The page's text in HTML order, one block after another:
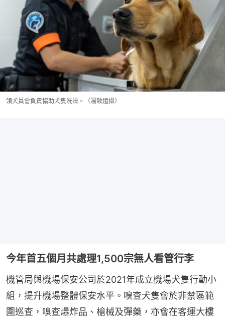
領犬員會負責協助犬隻洗澡。（湯致遠攝）
今年首五個月共處理1,500宗無人看管行李
機管局與機場保安公司於2021年成立機場犬隻行動小
組，提升機場整體保安水平。嗅查犬隻會於非禁區範
圍巡查，嗅查爆炸品、槍械及彈藥，亦會在客運大樓